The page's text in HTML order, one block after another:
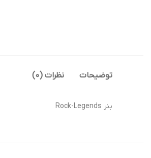
توضیحات نظرات (0)
بنر Rock-Legends